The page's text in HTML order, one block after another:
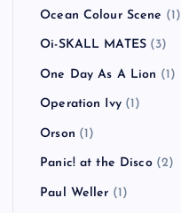
Ocean Colour Scene (1)
Oi-SKALL MATES (3)
One Day As A Lion (1)
Operation Ivy(1)
Orson (1)
Panic! at the Disco(2)
Paul Weller (1)